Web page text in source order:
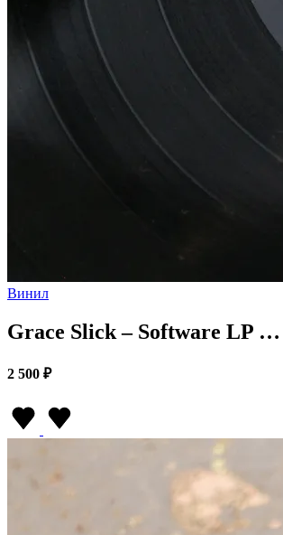
Винил
Grace Slick – Software LP …
2 500 ₽